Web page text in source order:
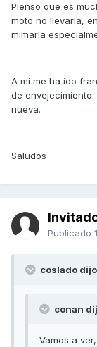
Pienso que es
moto no llevarla,
mimarla
A mi me ha ido
de
nueva.
Saludos
Publicado
coslado
conan
Vamos a